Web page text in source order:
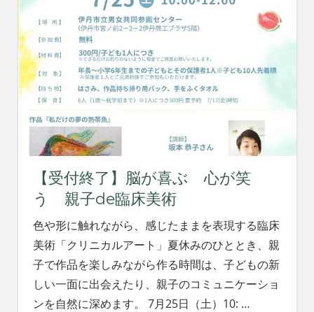
【受付終了】脳が喜ぶ 心が笑
う 親子de臨床美術
色や形に触れながら、感じたままを表現する臨床
美術「クリニカルアート」夏休みのひととき、親
子で作品を楽しみながら作る時間は、子どもの新
しい一面に出会えたり、親子のコミュニケーショ
ンを自然に深めます。 7月25日（土）10: …